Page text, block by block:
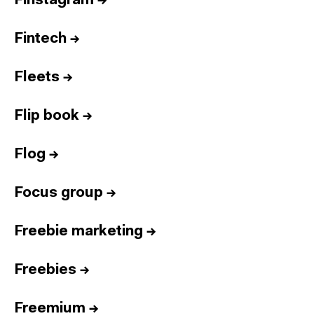
Fintech →
Fleets →
Flip book →
Flog →
Focus group →
Freebie marketing →
Freebies →
Freemium →